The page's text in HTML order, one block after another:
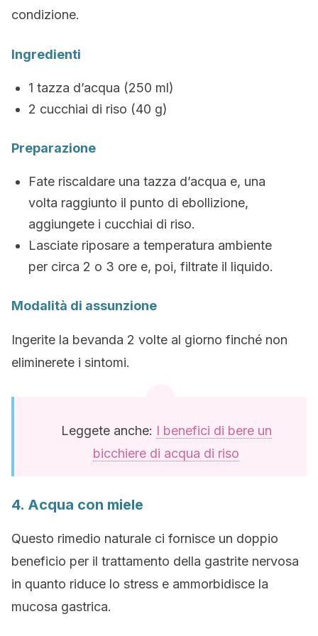
condizione.
Ingredienti
1 tazza d’acqua (250 ml)
2 cucchiai di riso (40 g)
Preparazione
Fate riscaldare una tazza d’acqua e, una
volta raggiunto il punto di ebollizione,
aggiungete i cucchiai di riso.
Lasciate riposare a temperatura ambiente
per circa 2 o 3 ore e, poi, filtrate il liquido.
Modalità di assunzione
Ingerite la bevanda 2 volte al giorno finché non
eliminerete i sintomi.
Leggete anche: I benefici di bere un
bicchiere di acqua di riso
4. Acqua con miele
Questo rimedio naturale ci fornisce un doppio
beneficio per il trattamento della gastrite nervosa
in quanto riduce lo stress e ammorbidisce la
mucosa gastrica.